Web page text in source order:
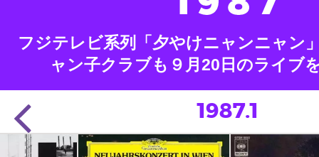
フジテレビ系列「夕やけニャンニャン
ャン子クラブも９月20日のライブ
1987.1